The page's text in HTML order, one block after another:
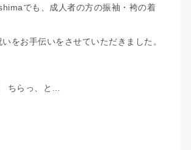
でも、成人者の方の振袖・袴の着
をお手伝いをさせていただきました。
ちらっ、と…